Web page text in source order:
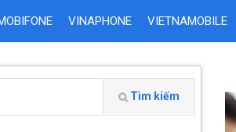
VINAPHONE VIETNAMOBILE
Tìm kiếm